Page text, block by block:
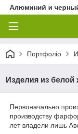
Алюминий и
Портфоліо
Изделия из белой
Первоначально
производству
лет владели лишь